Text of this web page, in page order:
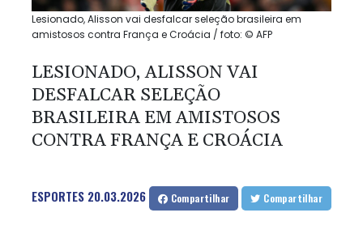
Lesionado, Alisson vai desfalcar seleção brasileira em
amistosos contra França e Croácia / foto: © AFP
LESIONADO, ALISSON VAI
DESFALCAR SELEÇÃO
BRASILEIRA EM AMISTOSOS
CONTRA FRANÇA E CROÁCIA
ESPORTES 20.03.2026 Compartilhar Compartilhar